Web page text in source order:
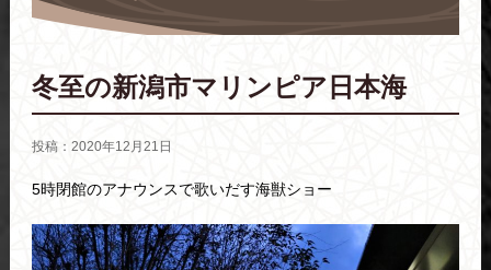
冬至の新潟市マリンピア日本海
投稿：2020年12月21日
5時閉館のアナウンスで歌いだす海獣ショー